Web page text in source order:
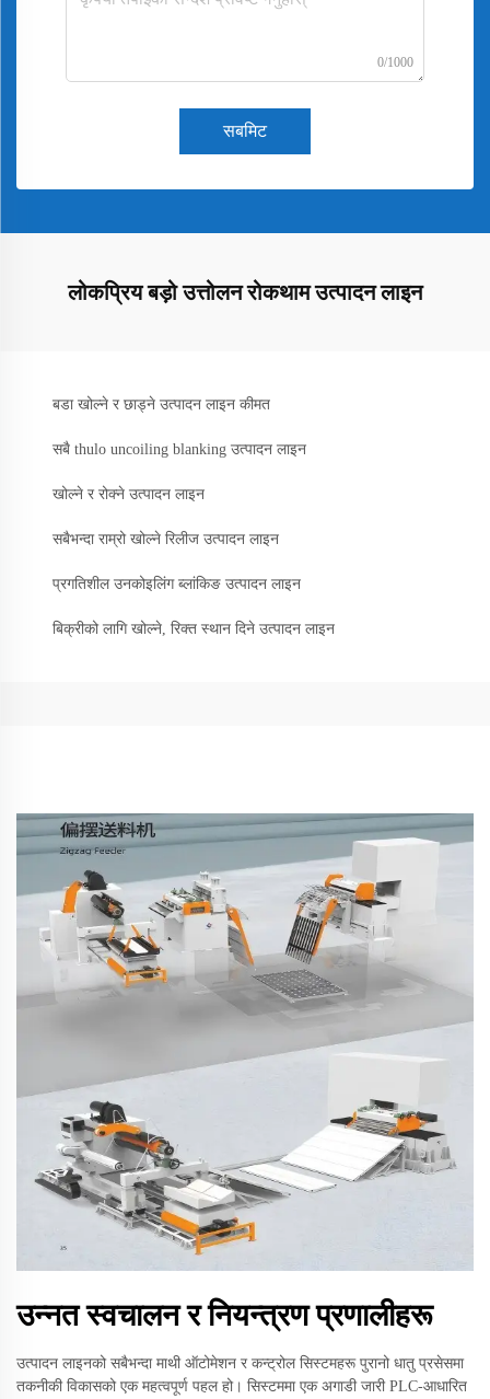
0/1000
सबमिट
लोकप्रिय बड़ो उत्तोलन रोकथाम उत्पादन लाइन
बडा खोल्ने र छाड्ने उत्पादन लाइन कीमत
सबै thulo uncoiling blanking उत्पादन लाइन
खोल्ने र रोक्ने उत्पादन लाइन
सबैभन्दा राम्रो खोल्ने रिलीज उत्पादन लाइन
प्रगतिशील उनकोइलिंग ब्लांकिङ उत्पादन लाइन
बिक्रीको लागि खोल्ने, रिक्त स्थान दिने उत्पादन लाइन
उन्नत स्वचालन र नियन्त्रण प्रणालीहरू
उत्पादन लाइनको सबैभन्दा माथी ऑटोमेशन र कन्ट्रोल सिस्टमहरू पुरानो धातु प्रसेसमा
तकनीकी विकासको एक महत्वपूर्ण पहल हो। सिस्टममा एक अगाडी जारी PLC-आधारित